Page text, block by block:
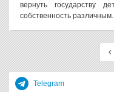
вернуть государству
собственность
Telegram